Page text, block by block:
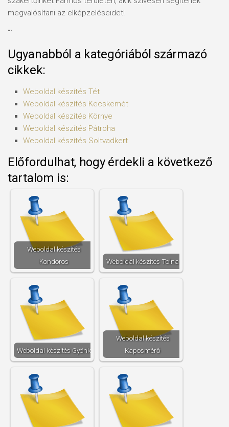
megvalósítani az elképzeléseidet!
“`
Ugyanabból a kategóriából származó
cikkek:
Weboldal készítés​ Tét
Weboldal készítés​ Kecskemét
Weboldal készítés​ Környe
Weboldal készítés​ Pátroha
Weboldal készítés​ Soltvadkert
Előfordulhat, hogy érdekli a következő
tartalom is:
Weboldal készítés​
Kondoros
Weboldal készítés​ Tolna
Weboldal készítés​ Gyönk
Weboldal készítés​
Kaposmérő